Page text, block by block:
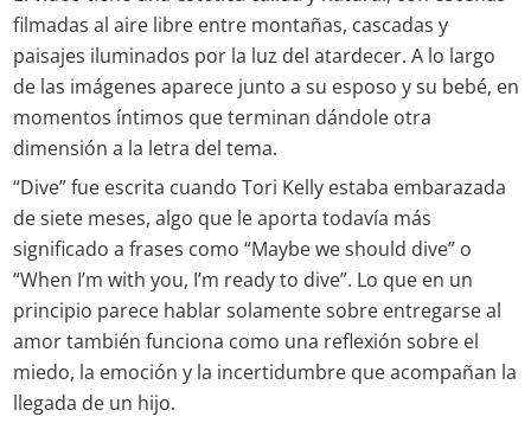
filmadas al aire libre entre montañas, cascadas y
paisajes iluminados por la luz del atardecer. A lo largo
de las imágenes aparece junto a su esposo y su bebé, en
momentos íntimos que terminan dándole otra
dimensión a la letra del tema.
“Dive” fue escrita cuando Tori Kelly estaba embarazada
de siete meses, algo que le aporta todavía más
significado a frases como “Maybe we should dive” o
“When I’m with you, I’m ready to dive”. Lo que en un
principio parece hablar solamente sobre entregarse al
amor también funciona como una reflexión sobre el
miedo, la emoción y la incertidumbre que acompañan la
llegada de un hijo.